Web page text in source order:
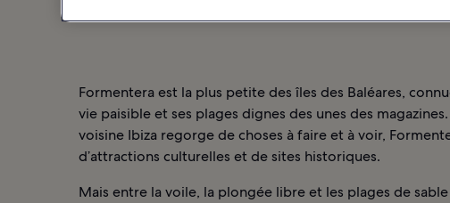
Formentera est la plus petite des îles des Baléares,
vie paisible et ses plages dignes des unes des
voisine Ibiza regorge de choses à faire et à voir,
d’attractions culturelles et de sites historiques.
Mais entre la voile, la plongée libre et les plages de